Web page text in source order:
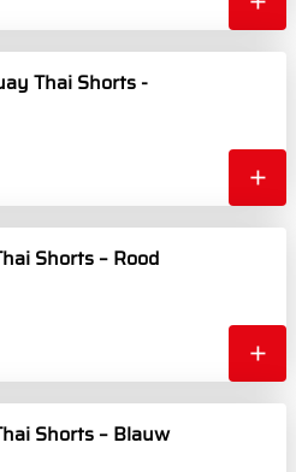
Thai Shorts -
Shorts – Rood
Shorts – Blauw